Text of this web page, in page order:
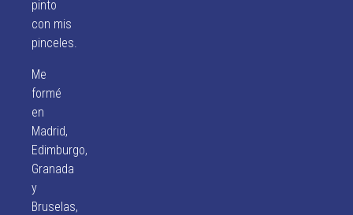
pinto
con mis
pinceles.
Me
formé
en
Madrid,
Edimburgo,
Granada
y
Bruselas,